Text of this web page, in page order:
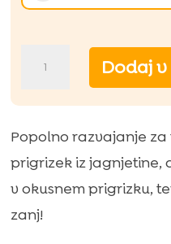
jagnjetina
nagradni
prigrizki
za
pse
(hipoalergeni
Dodaj
Popolno razvajanje
prigrizek iz jagnjetine,
v okusnem prigrizku,
zanj!